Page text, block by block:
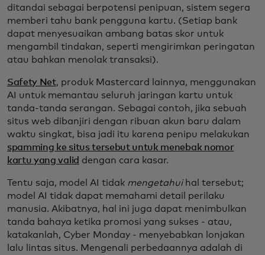
ditandai sebagai berpotensi penipuan, sistem segera
memberi tahu bank pengguna kartu. (Setiap bank
dapat menyesuaikan ambang batas skor untuk
mengambil tindakan, seperti mengirimkan peringatan
atau bahkan menolak transaksi).
Safety Net, produk Mastercard lainnya, menggunakan
AI untuk memantau seluruh jaringan kartu untuk
tanda-tanda serangan. Sebagai contoh, jika sebuah
situs web dibanjiri dengan ribuan akun baru dalam
waktu singkat, bisa jadi itu karena penipu melakukan
spamming ke situs tersebut untuk menebak nomor
kartu yang valid dengan cara kasar.
Tentu saja, model AI tidak mengetahuihal tersebut;
model AI tidak dapat memahami detail perilaku
manusia. Akibatnya, hal ini juga dapat menimbulkan
tanda bahaya ketika promosi yang sukses - atau,
katakanlah, Cyber Monday - menyebabkan lonjakan
lalu lintas situs. Mengenali perbedaannya adalah di